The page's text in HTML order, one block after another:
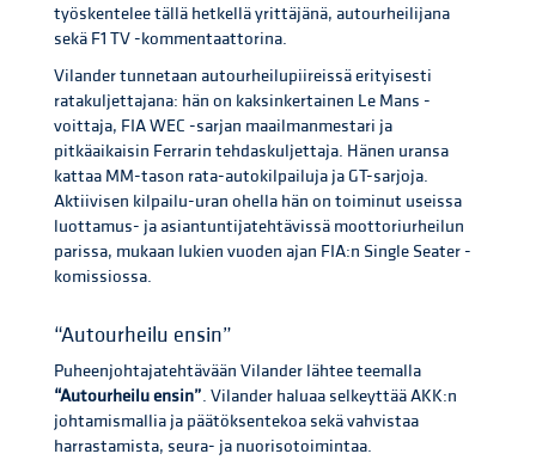
työskentelee tällä hetkellä yrittäjänä, autourheilijana
sekä F1 TV -kommentaattorina.
Vilander tunnetaan autourheilupiireissä erityisesti
ratakuljettajana: hän on kaksinkertainen Le Mans -
voittaja, FIA WEC -sarjan maailmanmestari ja
pitkäaikaisin Ferrarin tehdaskuljettaja. Hänen uransa
kattaa MM-tason rata-autokilpailuja ja GT-sarjoja.
Aktiivisen kilpailu-uran ohella hän on toiminut useissa
luottamus- ja asiantuntijatehtävissä moottoriurheilun
parissa, mukaan lukien vuoden ajan FIA:n Single Seater -
komissiossa.
“Autourheilu ensin”
Puheenjohtajatehtävään Vilander lähtee teemalla
“Autourheilu ensin”. Vilander haluaa selkeyttää AKK:n
johtamismallia ja päätöksentekoa sekä vahvistaa
harrastamista, seura- ja nuorisotoimintaa.